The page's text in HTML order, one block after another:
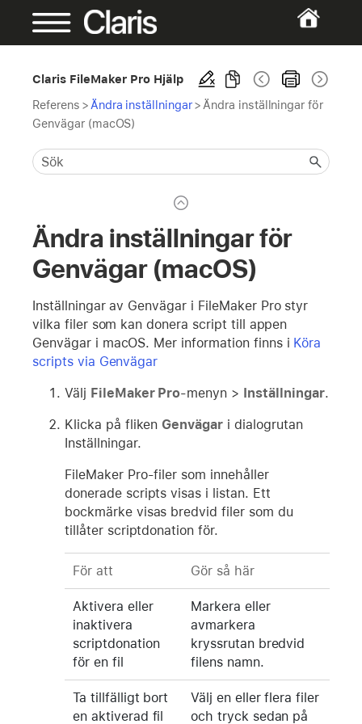
Claris FileMaker Pro Hjälp
Referens > Ändra inställningar> Ändra inställningar för
Genvägar (macOS)
Ändra inställningar för
Genvägar (macOS)
Inställningar av Genvägar i FileMaker Pro styr
vilka filer som kan donera script till appen
Genvägar i macOS. Mer information finns i Köra
scripts via Genvägar
Välj FileMaker Pro-menyn > Inställningar.
Klicka på fliken Genvägar i dialogrutan
Inställningar.
FileMaker Pro-filer som innehåller
donerade scripts visas i listan. Ett
bockmärke visas bredvid filer som du
tillåter scriptdonation för.
För att Gör så här
Aktivera eller
inaktivera
scriptdonation
för en fil
Markera eller
avmarkera
kryssrutan bredvid
filens namn.
Ta tillfälligt bort
en aktiverad fil
Välj en eller flera filer
och tryck sedan på